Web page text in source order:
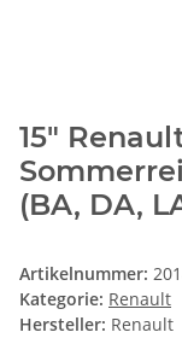
15"
(BA, DA,
Artikelnummer:
Kategorie: Renault
Hersteller: Renault